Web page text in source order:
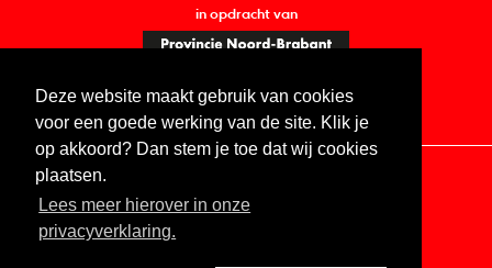
Deze website maakt gebruik van cookies
voor een goede werking van de site. Klik je
op akkoord? Dan stem je toe dat wij cookies
plaatsen.
Lees meer hierover in onze
privacyverklaring.
in opdracht van
Contact Vacatures ANBI
Digitale toegankelijkheid